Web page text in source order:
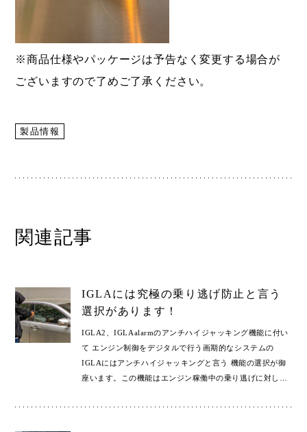
※商品仕様やパッケージは予告なく変更する場合が
ございますので了めご了承ください。
製品情報
関連記事
IGLAには究極の乗り逃げ防止と言う
選択があります！
IGLA2、IGLAalarmのアンチハイジャッキング機能に付い
て エンジン制御をデジタルで行う画期的なシステムの
IGLAにはアンチハイジャッキングと言う 機能の選択が御
座います。この機能はエンジン稼働中の乗り逃げに対し